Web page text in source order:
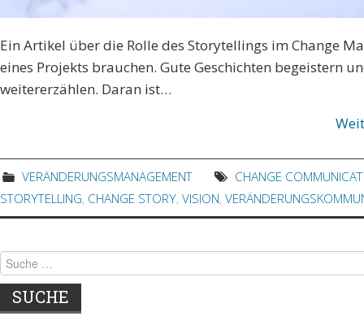
Ein Artikel über die Rolle des Storytellings im Change
eines Projekts brauchen. Gute Geschichten begeistern
weitererzählen. Daran ist…
VERÄNDERUNGSMANAGEMENT
CHANGE
STORYTELLING, CHANGE STORY, VISION,
Suche nach: